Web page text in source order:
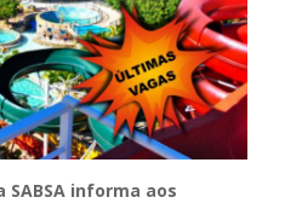
informa aos